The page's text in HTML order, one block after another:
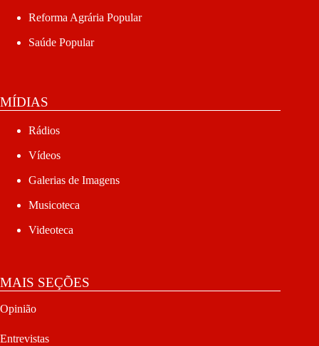
Reforma Agrária Popular
Saúde Popular
MÍDIAS
Rádios
Vídeos
Galerias de Imagens
Musicoteca
Videoteca
MAIS SEÇÕES
Opinião
Entrevistas